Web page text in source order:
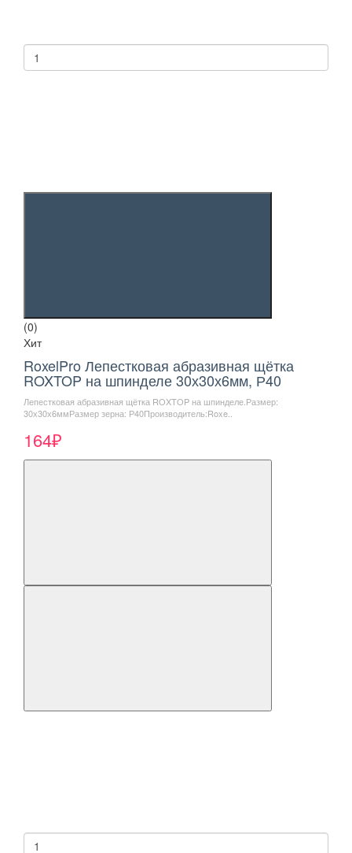
(0)
Хит
RoxelPro Лепестковая абразивная щётка
ROXTOP на шпинделе 30х30х6мм, Р40
Лепестковая абразивная щётка ROXTOP на шпинделе.Размер:
30х30х6ммРазмер зерна: Р40Производитель:Roxe..
164₽